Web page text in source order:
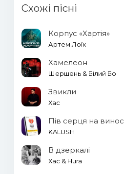
Схожі пісні
Корпус «Хартія»
Артем Лоїк
Хамелеон
Шершень & Білий Бо
Звикли
Хас
Пів серця на винос
KALUSH
В дзеркалі
Хас & Hura